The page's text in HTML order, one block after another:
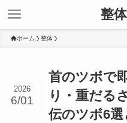
整
ホーム 整体
首のツボで
り・重だる
伝のツボ6
2026
6/01